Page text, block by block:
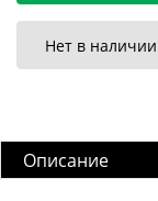
Нет в наличии
Описание